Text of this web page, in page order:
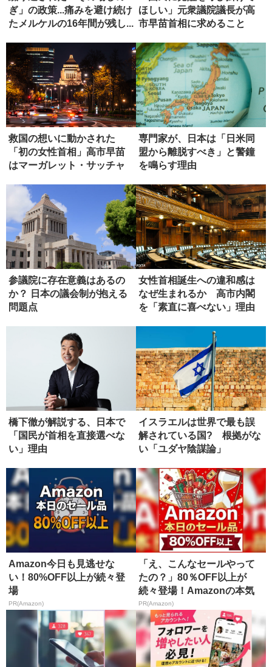
ぎ」の政策...痛みを避け続け
たメルケルの16年間が残し...
ほしい」元衆議院議長が高
市早苗首相に求めること
救国の想いに動かされた
「初の女性首相」高市早苗
はマーガレット・サッチャ
専門家が、日本は「日米同
盟から離脱すべき」と警鐘
を鳴らす理由
参議院に存在意義はあるの
か？ 日本の議会制が抱える
問題点
女性首相誕生への違和感は
なぜ生まれるか 高市内閣
を「素直に喜べない」理由
橋下徹が解説する、日本で
「国民が首相を直接選べな
い」理由
イスラエルは世界で最も誤
解されている国? 根拠がな
い「ユダヤ陰謀論」
Amazon今日も見逃せな
い！80%OFF以上が続々登
場
PR(Amazon)
「え、こんなセールやって
たの？」80％OFF以上が
続々登場！Amazonの本気
が...
PR(Amazon)